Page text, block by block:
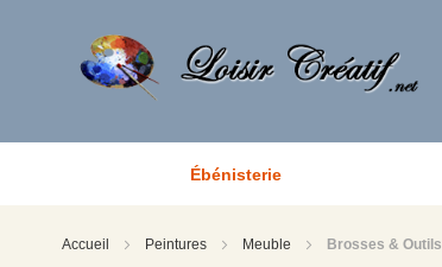
Ébénisterie
Accueil Peintures Meuble Brosses & Outils